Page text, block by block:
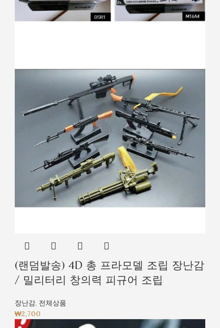
(랜덤발송) 4D 총 프라모델 조립 장난감
/ 밀리터리 창의력 피규어 조립
장난감, 전체상품
₩2,700